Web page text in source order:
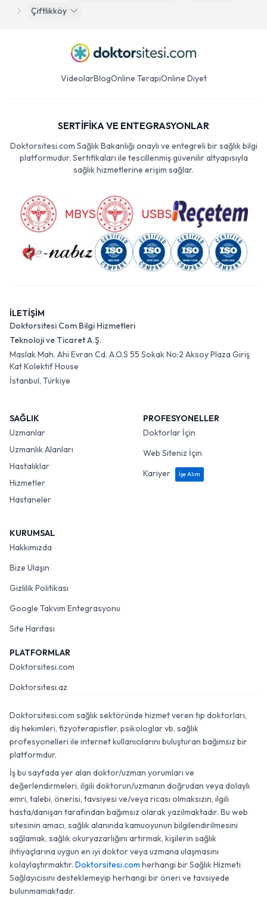
Çiftlikköy
VideolarBlogOnline TerapiOnline Diyet
SERTİFİKA VE ENTEGRASYONLAR
Doktorsitesi.com Sağlık Bakanlığı onaylı ve entegreli bir sağlık bilgi
platformudur. Sertifikaları ile tescillenmiş güvenilir altyapısıyla
sağlık hizmetlerine erişim sağlar.
İLETİŞİM
Doktorsitesi Com Bilgi Hizmetleri
Teknoloji ve Ticaret A.Ş.
Maslak Mah. Ahi Evran Cd. A.O.S 55 Sokak No:2 Aksoy Plaza Giriş
Kat Kolektif House
İstanbul, Türkiye
SAĞLIK
Uzmanlar
Uzmanlık Alanları
Hastalıklar
Hizmetler
Hastaneler
PROFESYONELLER
Doktorlar İçin
Web Siteniz İçin
Kariyer
İşe Alım
KURUMSAL
Hakkımızda
Bize Ulaşın
Gizlilik Politikası
Google Takvim Entegrasyonu
Site Haritası
PLATFORMLAR
Doktorsitesi.com
Doktorsitesi.az
Doktorsitesi.com sağlık sektöründe hizmet veren tıp doktorları,
diş hekimleri, fizyoterapistler, psikologlar vb. sağlık
profesyonelleri ile internet kullanıcılarını buluşturan bağımsız bir
platformdur.
İş bu sayfada yer alan doktor/uzman yorumları ve
değerlendirmeleri, ilgili doktorun/uzmanın doğrudan veya dolaylı
emri, talebi, önerisi, tavsiyesi ve/veya ricası olmaksızın, ilgili
hasta/danışan tarafından bağımsız olarak yazılmaktadır. Bu web
sitesinin amacı, sağlık alanında kamuoyunun bilgilendirilmesini
sağlamak, sağlık okuryazarlığını artırmak, kişilerin sağlık
ihtiyaçlarına uygun en iyi doktor veya uzmana ulaşmasını
kolaylaştırmaktır. Doktorsitesi.com herhangi bir Sağlık Hizmeti
Sağlayıcısını desteklemeyip herhangi bir öneri ve tavsiyede
bulunmamaktadır.